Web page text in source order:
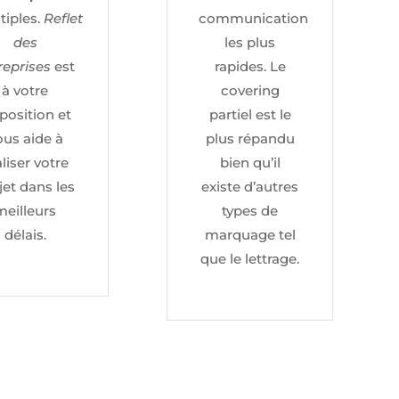
Reflet
des
est
à votre
et
aide à
votre
dans les
délais.
communication
les plus
rapides. Le
covering
partiel est le
plus répandu
bien qu’il
existe d’autres
types de
marquage tel
que le lettrage.